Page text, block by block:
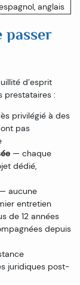
anglais
passer
d’esprit
prestataires :
privilégié à des
pas
— chaque
dédié,
aucune
entretien
de 12 années
depuis
juridiques post-